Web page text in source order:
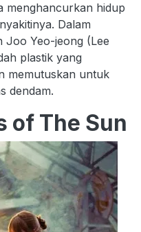
menghancurkan hidup
Dalam
Joo Yeo-jeong (Lee
plastik yang
memutuskan untuk
dendam.
of The Sun